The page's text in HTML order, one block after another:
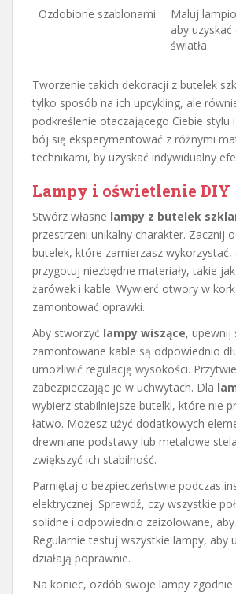
Ozdobione szablonami
Maluj
aby
światła.
Tworzenie takich dekoracji z butelek
tylko sposób na ich upcykling, ale
podkreślenie otaczającego Ciebie stylu
bój się eksperymentować z różnymi
technikami, by uzyskać indywidualny
Lampy i oświetlenie DIY
Stwórz własne lampy z butelek
przestrzeni unikalny charakter. Zacznij
butelek, które zamierzasz wykorzystać,
przygotuj niezbędne materiały, takie
żarówek i kable. Wywierć otwory w
zamontować oprawki.
Aby stworzyć lampy wiszące, upewnij
zamontowane kable są odpowiednio
umożliwić regulację wysokości.
zabezpieczając je w uchwytach. Dla
wybierz stabilniejsze butelki, które nie
łatwo. Możesz użyć dodatkowych
drewniane podstawy lub metalowe
zwiększyć ich stabilność.
Pamiętaj o bezpieczeństwie podczas
elektrycznej. Sprawdź, czy wszystkie
solidne i odpowiednio zaizolowane,
Regularnie testuj wszystkie lampy, aby
działają poprawnie.
Na koniec, ozdób swoje lampy zgodnie